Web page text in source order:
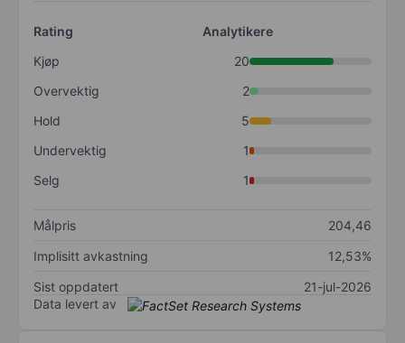
Rating
Analytikere
Kjøp
20
Overvektig
2
Hold
5
Undervektig
1
Selg
1
Målpris
204,46
Implisitt avkastning
12,53%
Sist oppdatert
21-jul-2026
Data levert av